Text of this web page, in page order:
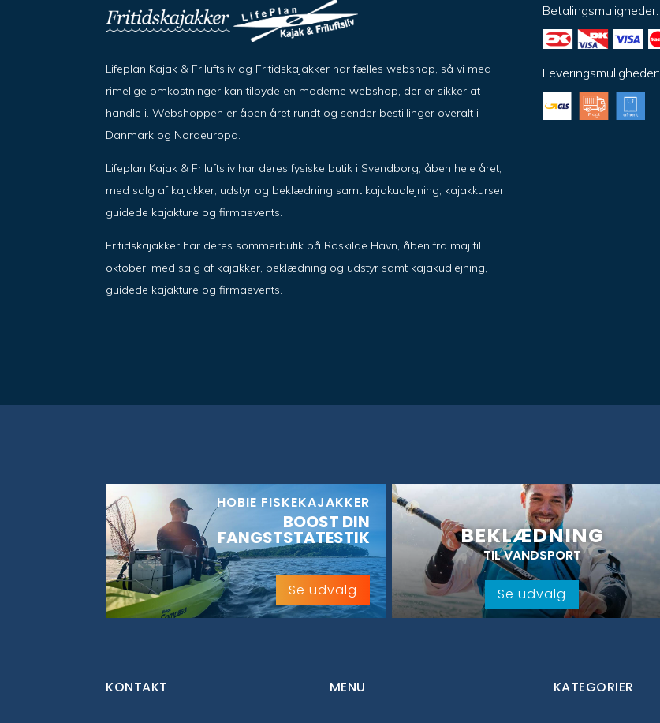
Lifeplan Kajak & Friluftsliv og Fritidskajakker har fælles webshop, så vi med
rimelige omkostninger kan tilbyde en moderne webshop, der er sikker at
handle i. Webshoppen er åben året rundt og sender bestillinger overalt i
Danmark og Nordeuropa.
Lifeplan Kajak & Friluftsliv har deres fysiske butik i Svendborg, åben hele året,
med salg af kajakker, udstyr og beklædning samt kajakudlejning, kajakkurser,
guidede kajakture og firmaevents.
Fritidskajakker har deres sommerbutik på Roskilde Havn, åben fra maj til
oktober, med salg af kajakker, beklædning og udstyr samt kajakudlejning,
guidede kajakture og firmaevents.
Betalingsmuligheder:
Leveringsmuligheder:
HOBIE FISKEKAJAKKER
BOOST DIN
FANGSTSTATESTIK
Se udvalg
BEKLÆDNING
TIL VANDSPORT
Se udvalg
KONTAKT MENU KATEGORIER